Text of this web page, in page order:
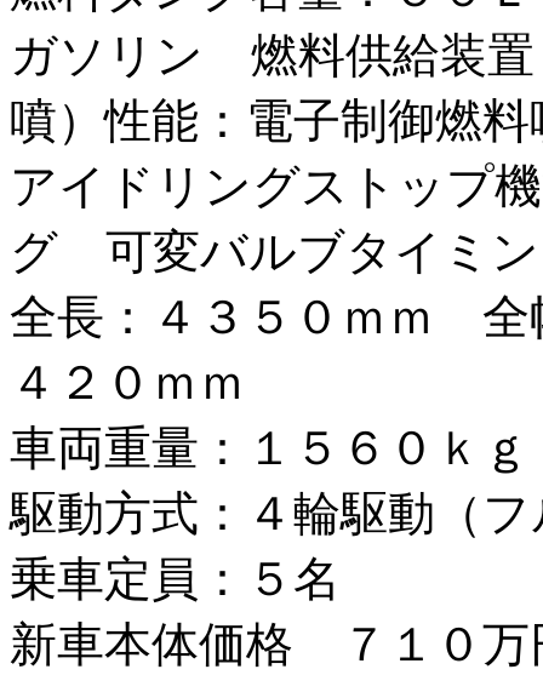
ガソリン 燃料供給装置
噴）性能：電子制御燃料
アイドリングストップ
グ 可変バルブタイミ
全長：４３５０ｍｍ
４２０ｍｍ
車両重量：１５６０ｋ
駆動方式：４輪駆動（
乗車定員：５名
新車本体価格 ７１０万